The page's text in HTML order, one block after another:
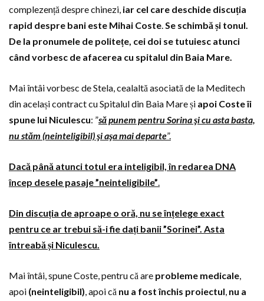
complezență despre chinezi, iar cel care deschide discuția
rapid despre bani este Mihai Coste.Se schimbă și tonul.
De la pronumele de politețe, cei doi se tutuiesc atunci
când vorbesc de afacerea cu spitalul din Baia Mare.
Mai întâi vorbesc de Stela, cealaltă asociată de la Meditech
din același contract cu Spitalul din Baia Mare și apoi Coste îi
spune lui Niculescu: ”să punem pentru Sorina şi cu asta basta,
nu stăm (neinteligibil) şi aşa mai departe”.
Dacă până atunci totul era inteligibil, în redarea DNA
încep desele pasaje ”neinteligibile”.
Din discuția de aproape o oră, nu se înțelege exact
pentru ce ar trebui să-i fie dați banii ”Sorinei”. Asta
întreabă și Niculescu.
Mai întâi, spune Coste, pentru că are probleme medicale,
apoi (neinteligibil), apoi că nu a fost închis proiectul, nu a